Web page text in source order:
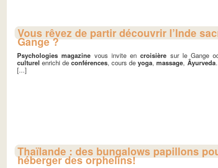
Vous rêvez de partir découvrir l’Inde
Gange ?
Psychologies magazine vous invite encroisière sur le Gange
culturel enrichi deconférences, cours deyoga,massage, Âyurveda
[...]
Thaïlande : des bungalows papillons
héberger des orphelins!